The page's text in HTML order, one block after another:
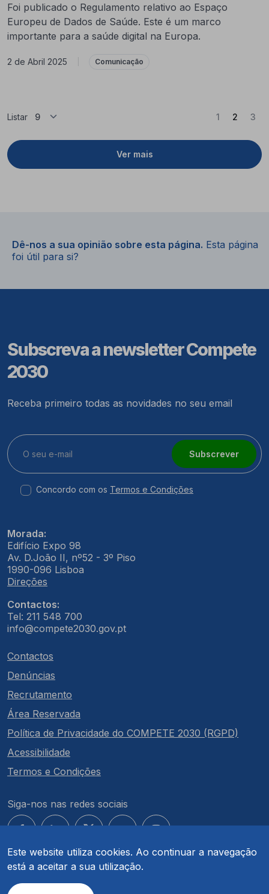
Este website utiliza cookies. Ao continuar a navegação
está a aceitar a sua utilização.
Foi publicado o Regulamento relativo ao Espaço
Europeu de Dados de Saúde. Este é um marco
importante para a saúde digital na Europa.
2 de Abril 2025 Comunicação
Listar
Ver mais
1 2(Atual)
3
Dê-nos a sua opinião sobre esta página. Esta página
foi útil para si?
Subscreva a newsletter Compete
2030
Receba primeiro todas as novidades no seu email
Subscrever
Concordo com os Termos e Condições
Morada:
Edifício Expo 98
Av. D.João II, nº52 - 3º Piso
1990-096 Lisboa
Direções
Contactos:
Tel: 211 548 700
info@compete2030.gov.pt
Contactos
Denúncias
Recrutamento
Área Reservada
Política de Privacidade do COMPETE 2030 (RGPD)
Acessibilidade
Termos e Condições
Siga-nos nas redes sociais